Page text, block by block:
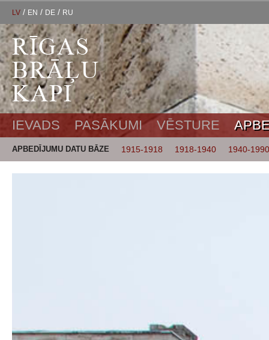
LV / EN / DE / RU
IEVADS PASĀKUMI VĒSTURE
APBEDĪJUMU DATU BĀZE 1915-1918 1918-1940 1940-1990